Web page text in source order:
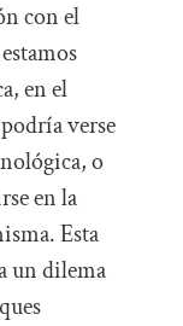
con el
en el
verse
o
en la
Esta
un dilema